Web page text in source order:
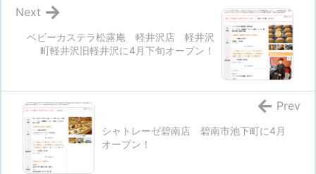
ベビーカステラ松露庵 軽井沢店 軽井沢
町軽井沢旧軽井沢に4月下旬オープン！
Next
シャトレーゼ碧南店 碧南市池下町に4月
オープン！
Prev